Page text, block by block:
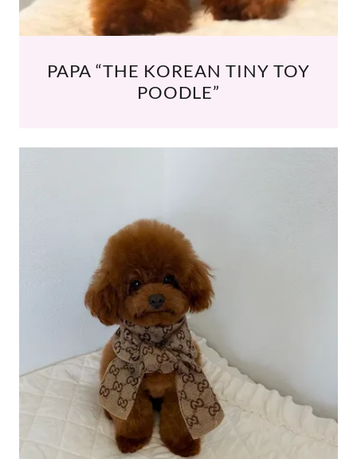
PAPA “THE KOREAN TINY TOY
POODLE”